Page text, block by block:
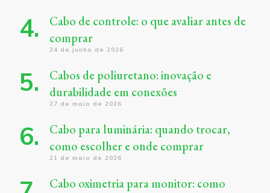
Cabo de controle: o que avaliar antes de
comprar
24 de junho de 2026
Cabos de poliuretano: inovação e
durabilidade em conexões
27 de maio de 2026
Cabo para luminária: quando trocar,
como escolher e onde comprar
21 de maio de 2026
Cabo oximetria para monitor: como